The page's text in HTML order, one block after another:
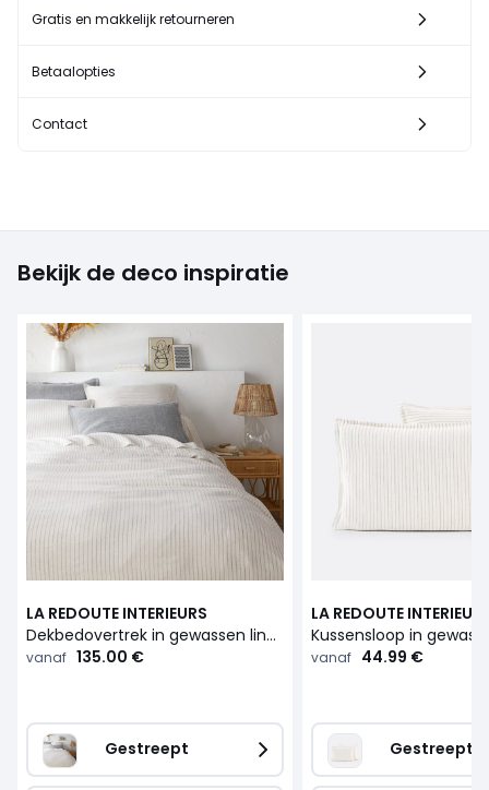
Gratis en makkelijk retourneren
Betaalopties
Contact
Bekijk de deco inspiratie
LA REDOUTE INTERIEURS
Dekbedovertrek in gewassen linnen, gestreept, Linot
vanaf 135.00 €
Gestreept
LA REDOUTE
vanaf 44.99 €
Gestreept